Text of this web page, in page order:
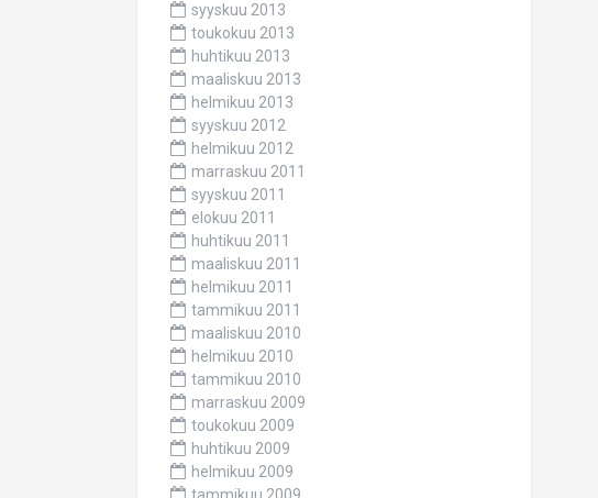
syyskuu 2013
toukokuu 2013
huhtikuu 2013
maaliskuu 2013
helmikuu 2013
syyskuu 2012
helmikuu 2012
marraskuu 2011
syyskuu 2011
elokuu 2011
huhtikuu 2011
maaliskuu 2011
helmikuu 2011
tammikuu 2011
maaliskuu 2010
helmikuu 2010
tammikuu 2010
marraskuu 2009
toukokuu 2009
huhtikuu 2009
helmikuu 2009